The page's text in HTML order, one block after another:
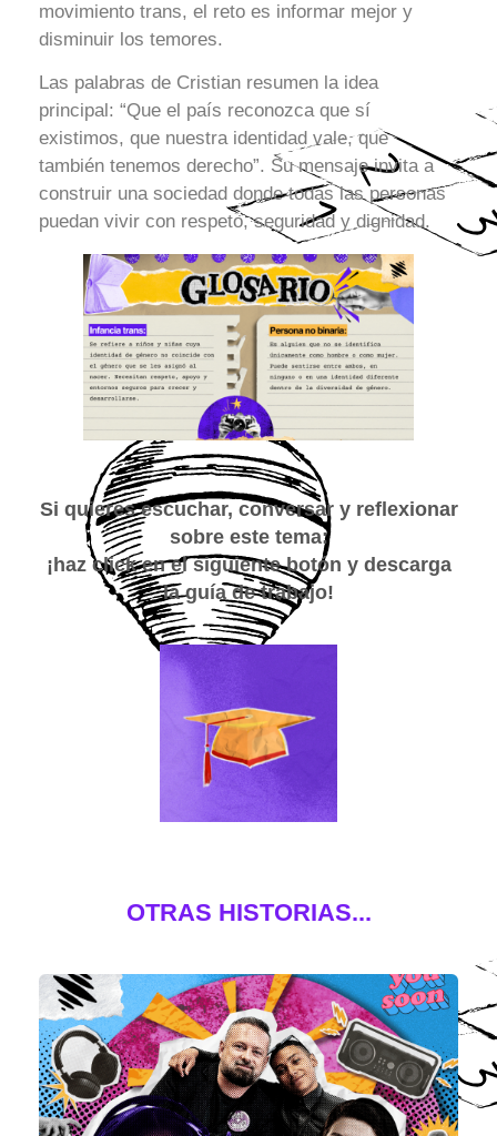
movimiento trans, el reto es informar mejor y
disminuir los temores.
Las palabras de Cristian resumen la idea
principal: “Que el país reconozca que sí
existimos, que nuestra identidad vale, que
también tenemos derecho”. Su mensaje invita a
construir una sociedad donde todas las personas
puedan vivir con respeto, seguridad y dignidad.
Si quieres escuchar, conversar y reflexionar
sobre este tema:
¡haz click en el siguiente botón y descarga
la guía de trabajo!
OTRAS HISTORIAS...